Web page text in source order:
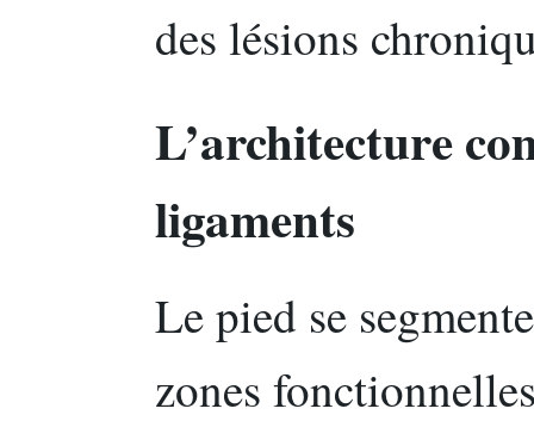
des lésions
L’architecture
ligaments
Le pied se
zones